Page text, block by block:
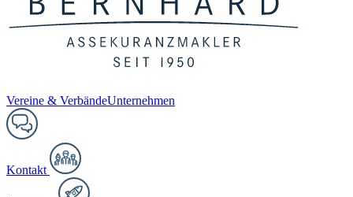
Vereine & VerbändeUnternehmen
Kontakt